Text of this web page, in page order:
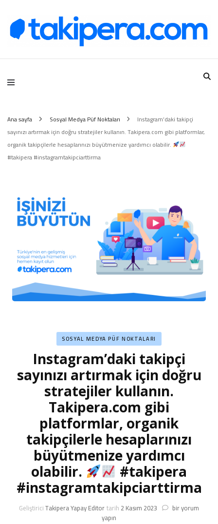
Takipera Dijital Hizmetler
Ana sayfa Sosyal Medya Püf Noktaları
Instagram’daki takipçi
sayınızı artırmak için doğru stratejiler kullanın. Takipera.com gibi platformlar,
organik takipçilerle hesaplarınızı büyütmenize yardımcı olabilir.
#takipera #instagramtakipciarttirma
SOSYAL MEDYA PÜF NOKTALARI
Instagram’daki takipçi
sayınızı artırmak için doğru
stratejiler kullanın.
Takipera.com gibi
platformlar, organik
takipçilerle hesaplarınızı
büyütmenize yardımcı
olabilir.
#takipera
#instagramtakipciarttirma
GeliştiriciTakipera Yapay Editortarih 2 Kasım 2023 Instagram’daki
bir yorum
yapın